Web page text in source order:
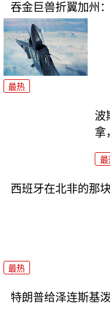
吞金巨兽折翼加州
最热
波
拿
最
西班牙在北非的那
最热
特朗普给泽连斯基